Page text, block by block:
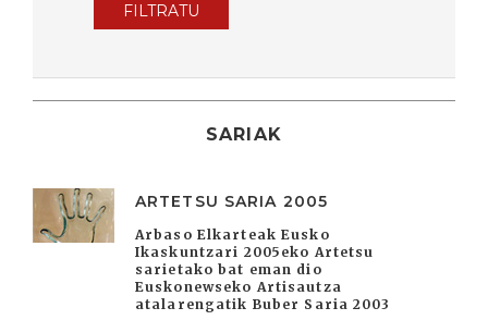
FILTRATU
SARIAK
ARTETSU SARIA 2005
Arbaso Elkarteak Eusko
Ikaskuntzari 2005eko Artetsu
sarietako bat eman dio
Euskonewseko Artisautza
atalarengatik Buber Saria 2003